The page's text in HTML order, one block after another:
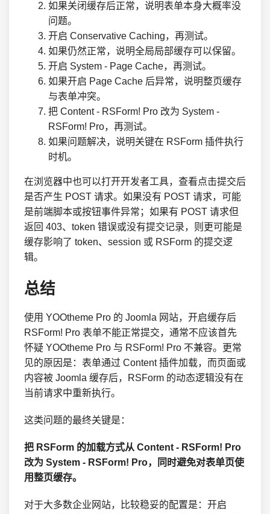
如果关闭缓存后正常，说明表单本身大概率没
问题。
开启 Conservative Caching，再测试。
如果仍然正常，说明全局局部缓存可以保留。
开启 System - Page Cache，再测试。
如果开启 Page Cache 后异常，说明整页缓存
与表单冲突。
把 Content - RSForm! Pro 改为 System -
RSForm! Pro，再测试。
如果问题解决，说明关键在 RSForm 插件执行
时机。
在浏览器中也可以打开开发者工具，查看点击提交后
是否产生 POST 请求。如果没有 POST 请求，可能
是前端脚本或按钮事件异常；如果有 POST 请求但
返回 403、token 错误或没有提交记录，则更可能是
缓存影响了 token、session 或 RSForm 的提交逻
辑。
总结
使用 YOOtheme Pro 的 Joomla 网站，开启缓存后
RSForm! Pro 表单不能正常提交，通常不应该首先
怀疑 YOOtheme Pro 与 RSForm! Pro 不兼容。更常
见的原因是：表单通过 Content 插件加载，而页面或
内容被 Joomla 缓存后，RSForm 的动态逻辑没有在
当前请求中重新执行。
这类问题的最终关键是：
把 RSForm 的加载方式从 Content - RSForm! Pro
改为 System - RSForm! Pro，同时避免对表单页使
用整页缓存。
对于大多数企业网站，比较稳妥的配置是：开启